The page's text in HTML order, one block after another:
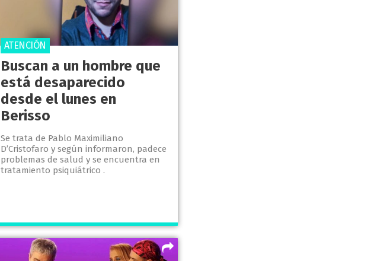
Buscan a un hombre que
está desaparecido
desde el lunes en
Berisso
Se trata de Pablo Maximiliano
D’Cristofaro y según informaron, padece
problemas de salud y se encuentra en
tratamiento psiquiátrico .
ATENCIÓN